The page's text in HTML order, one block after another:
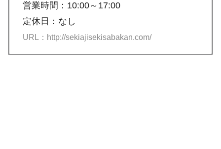
営業時間：10:00～17:00
定休日：なし
URL：http://sekiajisekisabakan.com/